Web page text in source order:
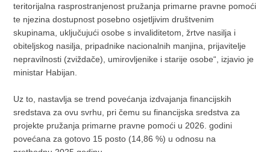
teritorijalna rasprostranjenost pružanja primarne pravne pomoći
te njezina dostupnost posebno osjetljivim društvenim
skupinama, uključujući osobe s invaliditetom, žrtve nasilja i
obiteljskog nasilja, pripadnike nacionalnih manjina, prijavitelje
nepravilnosti (zviždače), umirovljenike i starije osobe“, izjavio je
ministar Habijan.
Uz to, nastavlja se trend povećanja izdvajanja financijskih
sredstava za ovu svrhu, pri čemu su financijska sredstva za
projekte pružanja primarne pravne pomoći u 2026. godini
povećana za gotovo 15 posto (14,86 %) u odnosu na